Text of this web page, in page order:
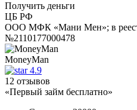
Получить деньги
ЦБ РФ
ООО МФК «Мани Мен»; в
№2110177000478
MoneyMan
4.9
12 отзывов
«Первый займ бесплатно»